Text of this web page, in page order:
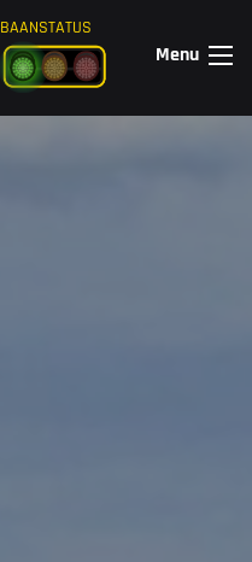
BAANSTATUS
Menu